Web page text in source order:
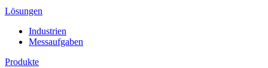
Lösungen
Industrien
Messaufgaben
Produkte